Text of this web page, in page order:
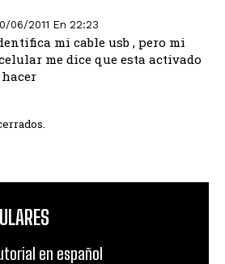
06/2011 En 22:23
mi cable usb , pero mi
me dice que esta activado
en español